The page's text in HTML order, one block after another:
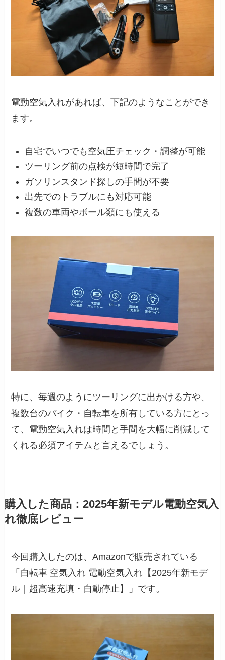
電動空気入れがあれば、下記のようなことができ
ます。
自宅でいつでも空気圧チェック・調整が可能
ツーリング前の点検が短時間で完了
ガソリンスタンド探しの手間が不要
出先でのトラブルにも対応可能
複数の車両やボール類にも使える
特に、毎週のようにツーリングに出かける方や、
複数台のバイク・自転車を所有している方にとっ
て、電動空気入れは時間と手間を大幅に削減して
くれる必須アイテムと言えるでしょう。
購入した商品：2025年新モデル電動空気入
れ徹底レビュー
今回購入したのは、Amazonで販売されている
「自転車 空気入れ 電動空気入れ【2025年新モデ
ル｜超高速充填・自動停止】」です。